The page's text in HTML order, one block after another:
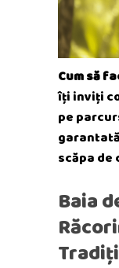
Cum să
îți inviți
pe
scăpa de
Baia